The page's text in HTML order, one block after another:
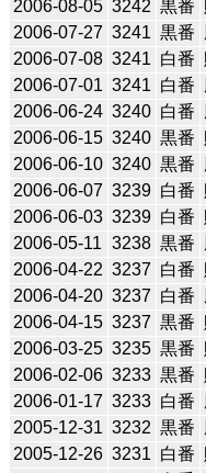
2006-08-05 3242 黒番
2006-07-27 3241 黒番
2006-07-08 3241 白番
2006-07-01 3241 白番
2006-06-24 3240 白番
2006-06-15 3240 黒番
2006-06-10 3240 黒番
2006-06-07 3239 白番
2006-06-03 3239 白番
2006-05-11 3238 黒番
2006-04-22 3237 白番
2006-04-20 3237 白番
2006-04-15 3237 黒番
2006-03-25 3235 黒番
2006-02-06 3233 黒番
2006-01-17 3233 白番
2005-12-31 3232 黒番
2005-12-26 3231 白番